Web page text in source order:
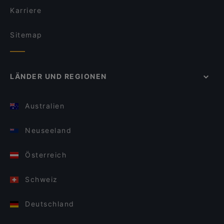
Karriere
Sitemap
LÄNDER UND REGIONEN
Australien
Neuseeland
Österreich
Schweiz
Deutschland